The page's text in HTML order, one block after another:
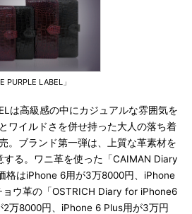
PURPLE LABEL」
は高級感の中にカジュアルな雰囲気を
ワイルドさを併せ持った大人の落ち着
。ブランド第一弾は、上質な革素材を
る。ワニ革を使った「CAIMAN Diary
格はiPhone 6用が3万8000円、iPhone
ウ革の「OSTRICH Diary for iPhone6
2万8000円、iPhone 6 Plus用が3万円